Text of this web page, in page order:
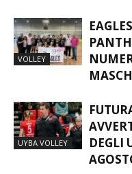
VOLLEY
UYBA VOLLEY
DEGLI